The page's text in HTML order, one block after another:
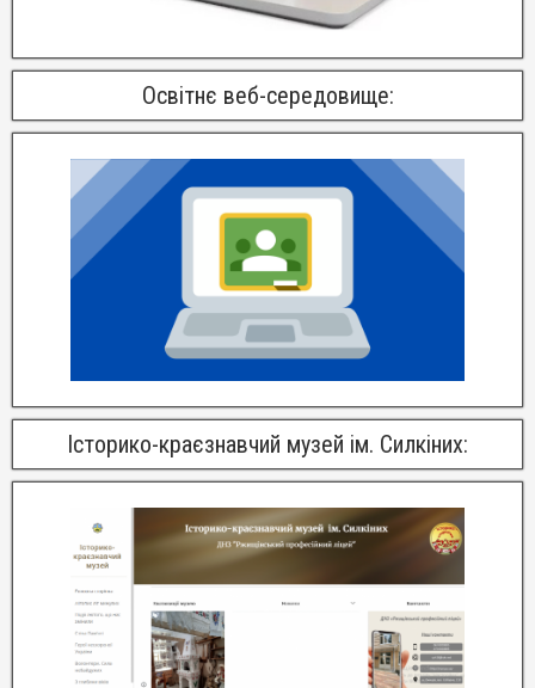
Освітнє веб-середовище:
Історико-краєзнавчий музей ім. Силкіних: